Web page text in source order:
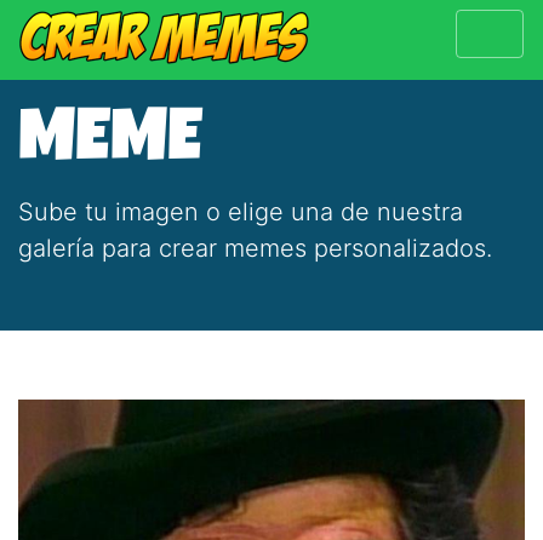
MEME
Sube tu imagen o elige una de nuestra
galería para crear memes personalizados.